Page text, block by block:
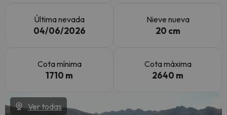
Última nevada
04/06/2026
Nieve nueva
20 cm
Cota mínima
1710 m
Cota máxima
2640 m
Ver todas